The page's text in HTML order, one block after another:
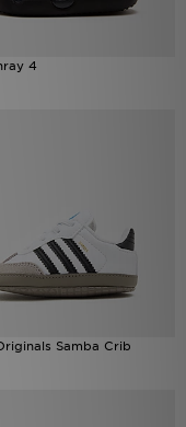
4
Samba Crib